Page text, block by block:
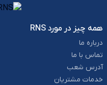
همه چیز در مورد RNS
درباره ما
تماس با ما
آدرس شعب
خدمات مشتریان